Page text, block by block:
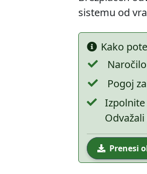
sistemu od
Kako
Pogoj
Izpolnite
Prenesi